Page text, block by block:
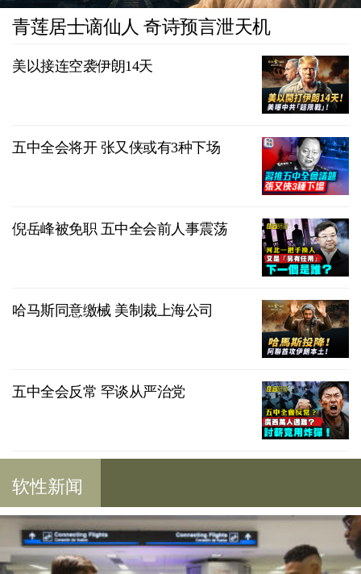
青莲居士谪仙人 奇诗预言泄天机
美以接连空袭伊朗14天
五中全会将开 张又侠或有3种下场
倪岳峰被免职 五中全会前人事震荡
哈马斯同意缴械 美制裁上海公司
五中全会反常 罕谈从严治党
软性新闻